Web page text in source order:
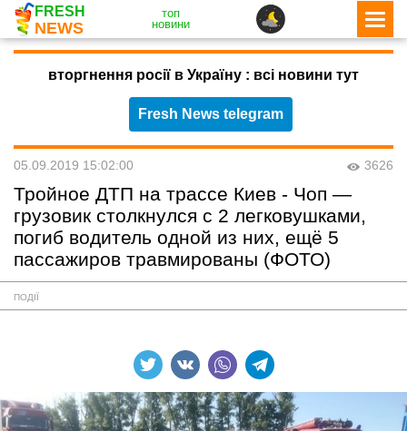
FRESH
NEWS
топ
новини
вторгнення росії в Україну : всі новини тут
Fresh News telegram
05.09.2019 15:02:00 3626
Тройное ДТП на трассе Киев - Чоп —
грузовик столкнулся с 2 легковушками,
погиб водитель одной из них, ещё 5
пассажиров травмированы (ФОТО)
ПОДІЇ